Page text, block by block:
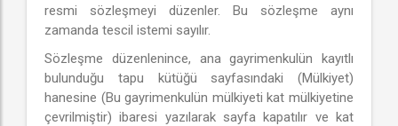
resmi sözleşmeyi düzenler. Bu sözleşme aynı
zamanda tescil istemi sayılır.
Sözleşme düzenlenince, ana gayrimenkulün kayıtlı
bulunduğu tapu kütüğü sayfasındaki (Mülkiyet)
hanesine (Bu gayrimenkulün mülkiyeti kat mülkiyetine
çevrilmiştir) ibaresi yazılarak sayfa kapatılır ve kat